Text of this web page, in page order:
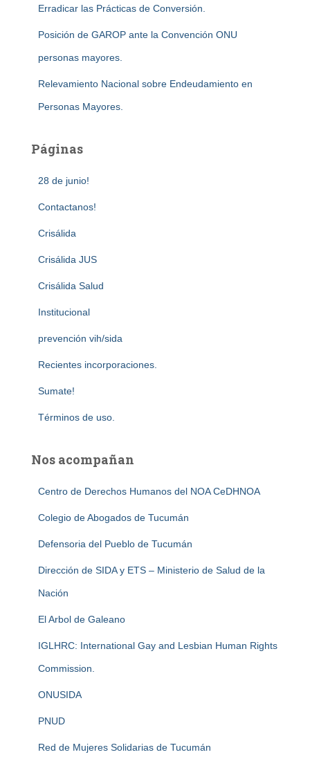
Erradicar las Prácticas de Conversión.
Posición de GAROP ante la Convención ONU
personas mayores.
Relevamiento Nacional sobre Endeudamiento en
Personas Mayores.
Páginas
28 de junio!
Contactanos!
Crisálida
Crisálida JUS
Crisálida Salud
Institucional
prevención vih/sida
Recientes incorporaciones.
Sumate!
Términos de uso.
Nos acompañan
Centro de Derechos Humanos del NOA CeDHNOA
Colegio de Abogados de Tucumán
Defensoria del Pueblo de Tucumán
Dirección de SIDA y ETS – Ministerio de Salud de la
Nación
El Arbol de Galeano
IGLHRC: International Gay and Lesbian Human Rights
Commission.
ONUSIDA
PNUD
Red de Mujeres Solidarias de Tucumán